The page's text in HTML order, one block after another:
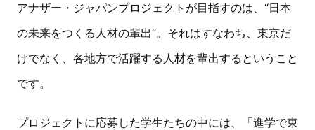
アナザー・ジャパンプロジェクトが目指すのは、“日本
の未来をつくる人材の輩出”。それはすなわち、東京だ
けでなく、各地方で活躍する人材を輩出するということ
です。
プロジェクトに応募した学生たちの中には、「進学で東